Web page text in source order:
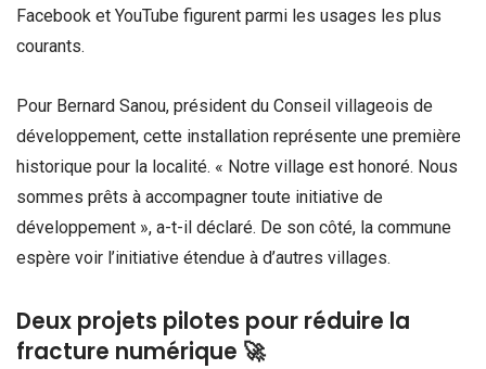
Facebook et YouTube figurent parmi les usages les plus
courants.
Pour Bernard Sanou, président du Conseil villageois de
développement, cette installation représente une première
historique pour la localité. « Notre village est honoré. Nous
sommes prêts à accompagner toute initiative de
développement », a-t-il déclaré. De son côté, la commune
espère voir l’initiative étendue à d’autres villages.
Deux projets pilotes pour réduire la
fracture numérique 🚀